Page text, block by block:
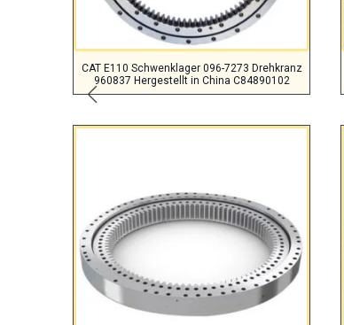
CAT E110 Schwenklager 096-7273 Drehkranz
960837 Hergestellt in China C84890102